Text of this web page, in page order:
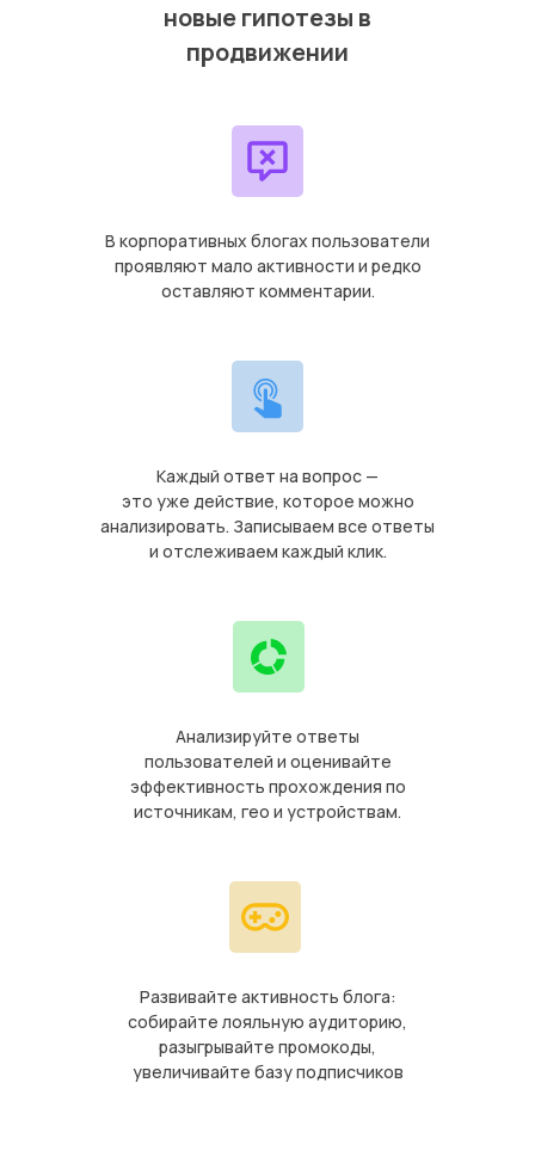
В корпоративных блогах пользователи
проявляют мало активности и редко
оставляют комментарии.
Каждый ответ на вопрос —
это уже действие, которое можно
анализировать. Записываем все ответы
и отслеживаем каждый клик.
новые гипотезы в
продвижении
Анализируйте ответы
пользователей и оценивайте
эффективность прохождения по
источникам, гео и устройствам.
Развивайте активность блога:
собирайте лояльную аудиторию,
разыгрывайте промокоды,
увеличивайте базу подписчиков